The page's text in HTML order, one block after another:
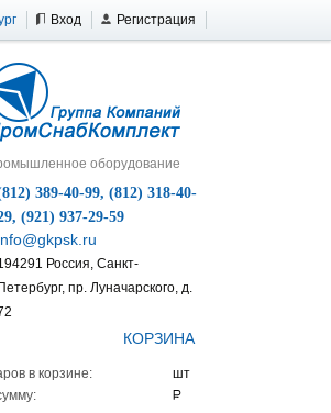
Вход Регистрация
оборудование
389-40-99, (812) 318-40-
(921) 937-29-59
Россия, Санкт-
Петербург, пр. Луначарского, д.
КОРЗИНА
в корзине: